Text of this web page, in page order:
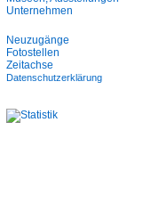
Unternehmen
Neuzugänge
Fotostellen
Zeitachse
Datenschutzerklärung